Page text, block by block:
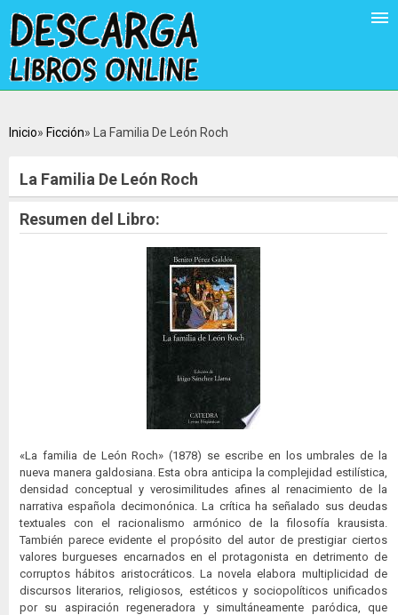
Inicio Ficción La Familia De León Roch
La Familia De León Roch
Resumen del Libro:
«La familia de León Roch» (1878) se escribe en los umbrales de la
nueva manera galdosiana. Esta obra anticipa la complejidad estilística,
densidad conceptual y verosimilitudes afines al renacimiento de la
narrativa española decimonónica. La crítica ha señalado sus deudas
textuales con el racionalismo armónico de la filosofía krausista.
También parece evidente el propósito del autor de prestigiar ciertos
valores burgueses encarnados en el protagonista en detrimento de
corruptos hábitos aristocráticos. La novela elabora multiplicidad de
discursos literarios, religiosos, estéticos y sociopolíticos unificados
por su aspiración regeneradora y simultáneamente paródica, que